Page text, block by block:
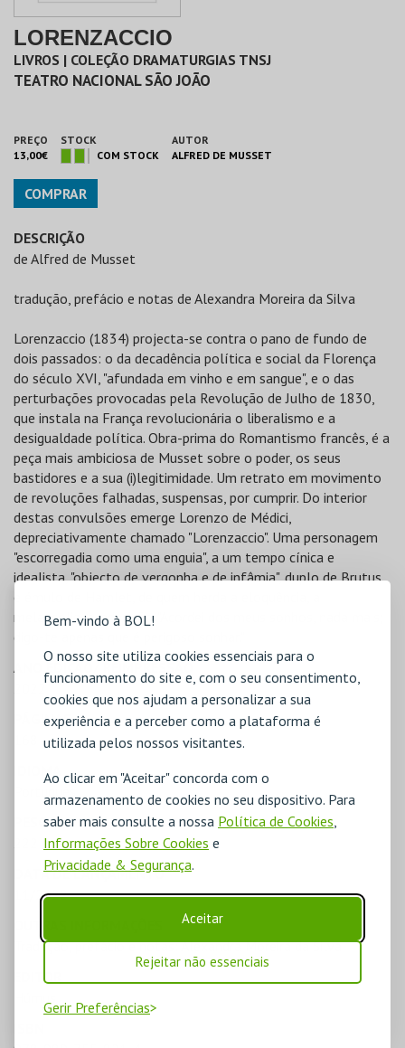
Bem-vindo à BOL!
O nosso site utiliza cookies essenciais para o
funcionamento do site e, com o seu consentimento,
cookies que nos ajudam a personalizar a sua
experiência e a perceber como a plataforma é
utilizada pelos nossos visitantes.
Ao clicar em "Aceitar" concorda com o
armazenamento de cookies no seu dispositivo. Para
saber mais consulte a nossa Política de Cookies
Informações Sobre Cookies e
Privacidade & Segurança.
Aceitar
Rejeitar não essenciais
Gerir Preferências
LORENZACCIO
LIVROS | COLEÇÃO DRAMATURGIAS TNSJ
TEATRO NACIONAL SÃO JOÃO
PREÇO
13,00€
STOCK
COM STOCK
AUTOR
ALFRED DE MUSSET
COMPRAR
DESCRIÇÃO
de Alfred de Musset
tradução, prefácio e notas de Alexandra Moreira da Silva
Lorenzaccio (1834) projecta-se contra o pano de fundo de
dois passados: o da decadência política e social da Florença
do século XVI, "afundada em vinho e em sangue", e o das
perturbações provocadas pela Revolução de Julho de 1830,
que instala na França revolucionária o liberalismo e a
desigualdade política. Obra-prima do Romantismo francês, é a
peça mais ambiciosa de Musset sobre o poder, os seus
bastidores e a sua (i)legitimidade. Um retrato em movimento
de revoluções falhadas, suspensas, por cumprir. Do interior
destas convulsões emerge Lorenzo de Médici,
depreciativamente chamado "Lorenzaccio". Uma personagem
"escorregadia como uma enguia", a um tempo cínica e
idealista, "objecto de vergonha e de infâmia", duplo de Brutus
e émulo de Hamlet, de quem herda a eloquência, a
melancolia, a indecisão. "Acordei dos meus sonhos, nada mais;
digo-te apenas que é perigoso sonhar."
ANO EDIÇÃO/ REIMPRESSÃO
2022
PÁGINAS
IDIOMA
PESO
222 g
DATA DE LANÇAMENTO
11/2022
Tradução, prefácio e notas: Alexandra Moreira da Silva
EDITOR